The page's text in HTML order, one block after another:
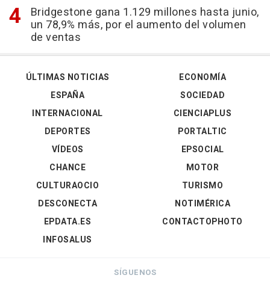
Bridgestone gana 1.129 millones hasta junio,
un 78,9% más, por el aumento del volumen
de ventas
ÚLTIMAS NOTICIAS
ESPAÑA
INTERNACIONAL
DEPORTES
VÍDEOS
ECONOMÍA
SOCIEDAD
CIENCIAPLUS
PORTALTIC
EPSOCIAL
CHANCE
CULTURAOCIO
DESCONECTA
EPDATA.ES
INFOSALUS
MOTOR
TURISMO
NOTIMÉRICA
CONTACTOPHOTO
SÍGUENOS